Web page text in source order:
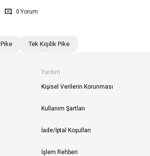
0
Pike Tek Kişilik Pike
Yardım
Kişisel Verilerin Korunması
Kullanım Şartları
İade/İptal Koşulları
İşlem Rehberi